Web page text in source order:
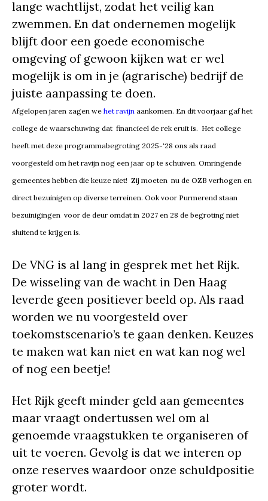
lange wachtlijst, zodat het veilig kan
zwemmen. En dat ondernemen mogelijk
blijft door een goede economische
omgeving of gewoon kijken wat er wel
mogelijk is om in je (agrarische) bedrijf de
juiste aanpassing te doen.
Afgelopen jaren zagen we het ravijn aankomen. En dit voorjaar gaf het
college de waarschuwing dat financieel de rek eruit is. Het college
heeft met deze programmabegroting 2025-‘28 ons als raad
voorgesteld om het ravijn nog een jaar op te schuiven. Omringende
gemeentes hebben die keuze niet! Zij moeten nu de OZB verhogen en
direct bezuinigen op diverse terreinen. Ook voor Purmerend staan
bezuinigingen voor de deur omdat in 2027 en 28 de begroting niet
sluitend te krijgen is.
De VNG is al lang in gesprek met het Rijk.
De wisseling van de wacht in Den Haag
leverde geen positiever beeld op. Als raad
worden we nu voorgesteld over
toekomstscenario’s te gaan denken. Keuzes
te maken wat kan niet en wat kan nog wel
of nog een beetje!
Het Rijk geeft minder geld aan gemeentes
maar vraagt ondertussen wel om al
genoemde vraagstukken te organiseren of
uit te voeren. Gevolg is dat we interen op
onze reserves waardoor onze schuldpositie
groter wordt.